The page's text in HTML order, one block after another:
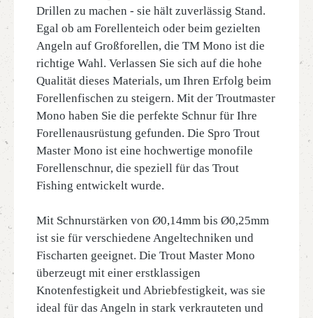
Drillen zu machen - sie hält zuverlässig Stand.
Egal ob am Forellenteich oder beim gezielten
Angeln auf Großforellen, die TM Mono ist die
richtige Wahl. Verlassen Sie sich auf die hohe
Qualität dieses Materials, um Ihren Erfolg beim
Forellenfischen zu steigern. Mit der Troutmaster
Mono haben Sie die perfekte Schnur für Ihre
Forellenausrüstung gefunden. Die Spro Trout
Master Mono ist eine hochwertige monofile
Forellenschnur, die speziell für das Trout
Fishing entwickelt wurde.
Mit Schnurstärken von Ø0,14mm bis Ø0,25mm
ist sie für verschiedene Angeltechniken und
Fischarten geeignet. Die Trout Master Mono
überzeugt mit einer erstklassigen
Knotenfestigkeit und Abriebfestigkeit, was sie
ideal für das Angeln in stark verkrauteten und